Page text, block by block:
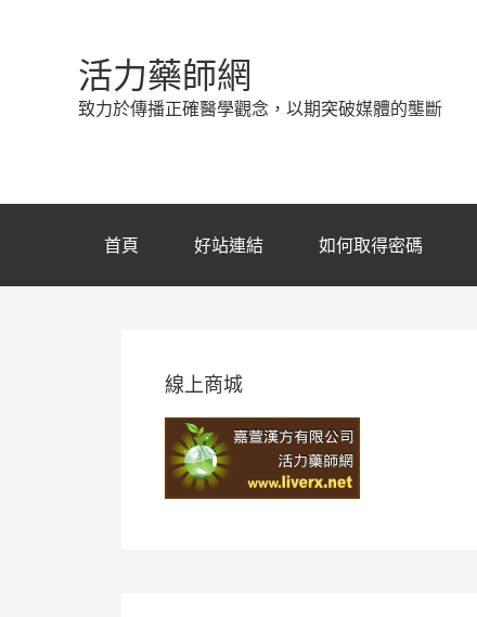
活力藥師網
致力於傳播正確醫學觀念，以期突破媒體的壟斷
首頁 好站連結 如何取得密碼
線上商城